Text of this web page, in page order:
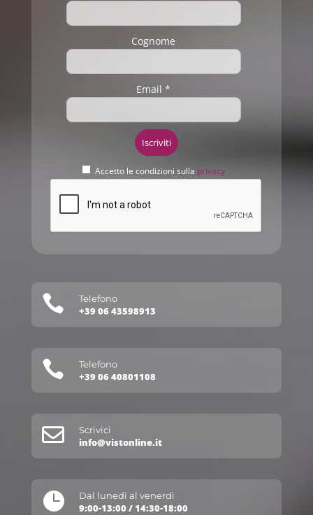
Cognome
Email *
Accetto le condizioni sulla privacy
 Telefono
+39 06 43598913
 Telefono
+39 06 40801108
 Scrivici
info@vistonline.it
 Dal lunedì al venerdì
9:00-13:00 / 14:30-18:00